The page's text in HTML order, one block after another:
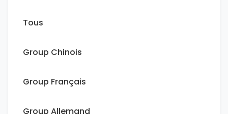
Tous
Group Chinois
Group Français
Group Allemand